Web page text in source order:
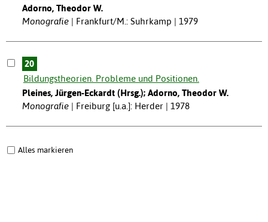
Adorno, Theodor W.
Monografie
Frankfurt/M.: Suhrkamp | 1979
20
Bildungstheorien. Probleme und Positionen.
Pleines, Jürgen-Eckardt (Hrsg.); Adorno, Theodor W.
Monografie
Freiburg [u.a.]: Herder | 1978
Alles markieren